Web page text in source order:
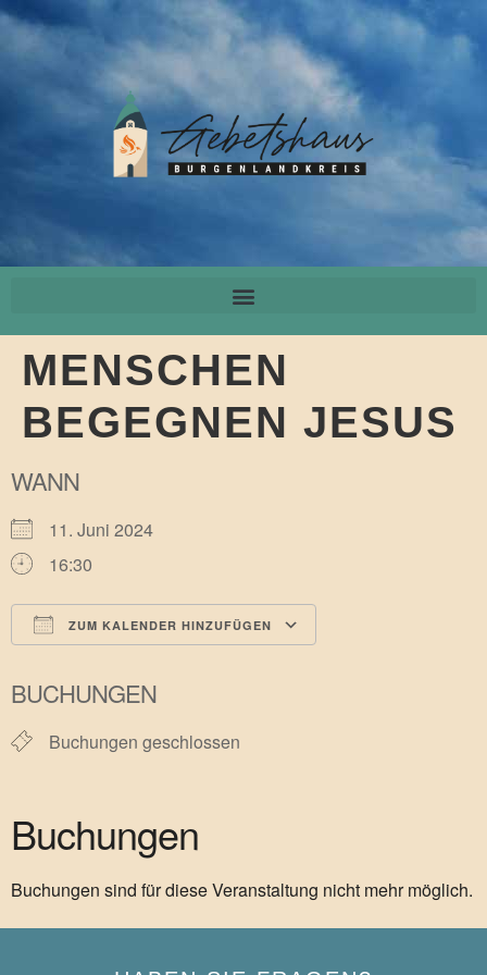
MENSCHEN
BEGEGNEN JESUS
WANN
11. Juni 2024
16:30
ZUM KALENDER HINZUFÜGEN
BUCHUNGEN
Buchungen geschlossen
Buchungen
Buchungen sind für diese Veranstaltung nicht mehr möglich.